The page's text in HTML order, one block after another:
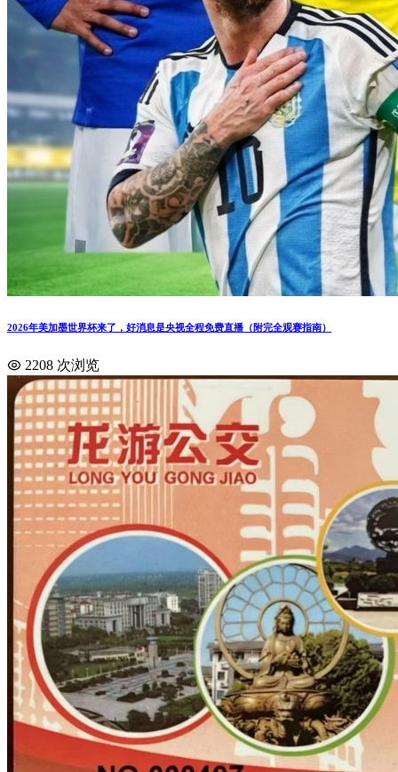
2026年美加墨世界杯来了，好消息是央视全程免费直播（附完全观赛指南）
2208 次浏览